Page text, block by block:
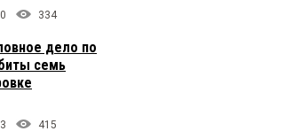
0 334
дело по
семь
3 415